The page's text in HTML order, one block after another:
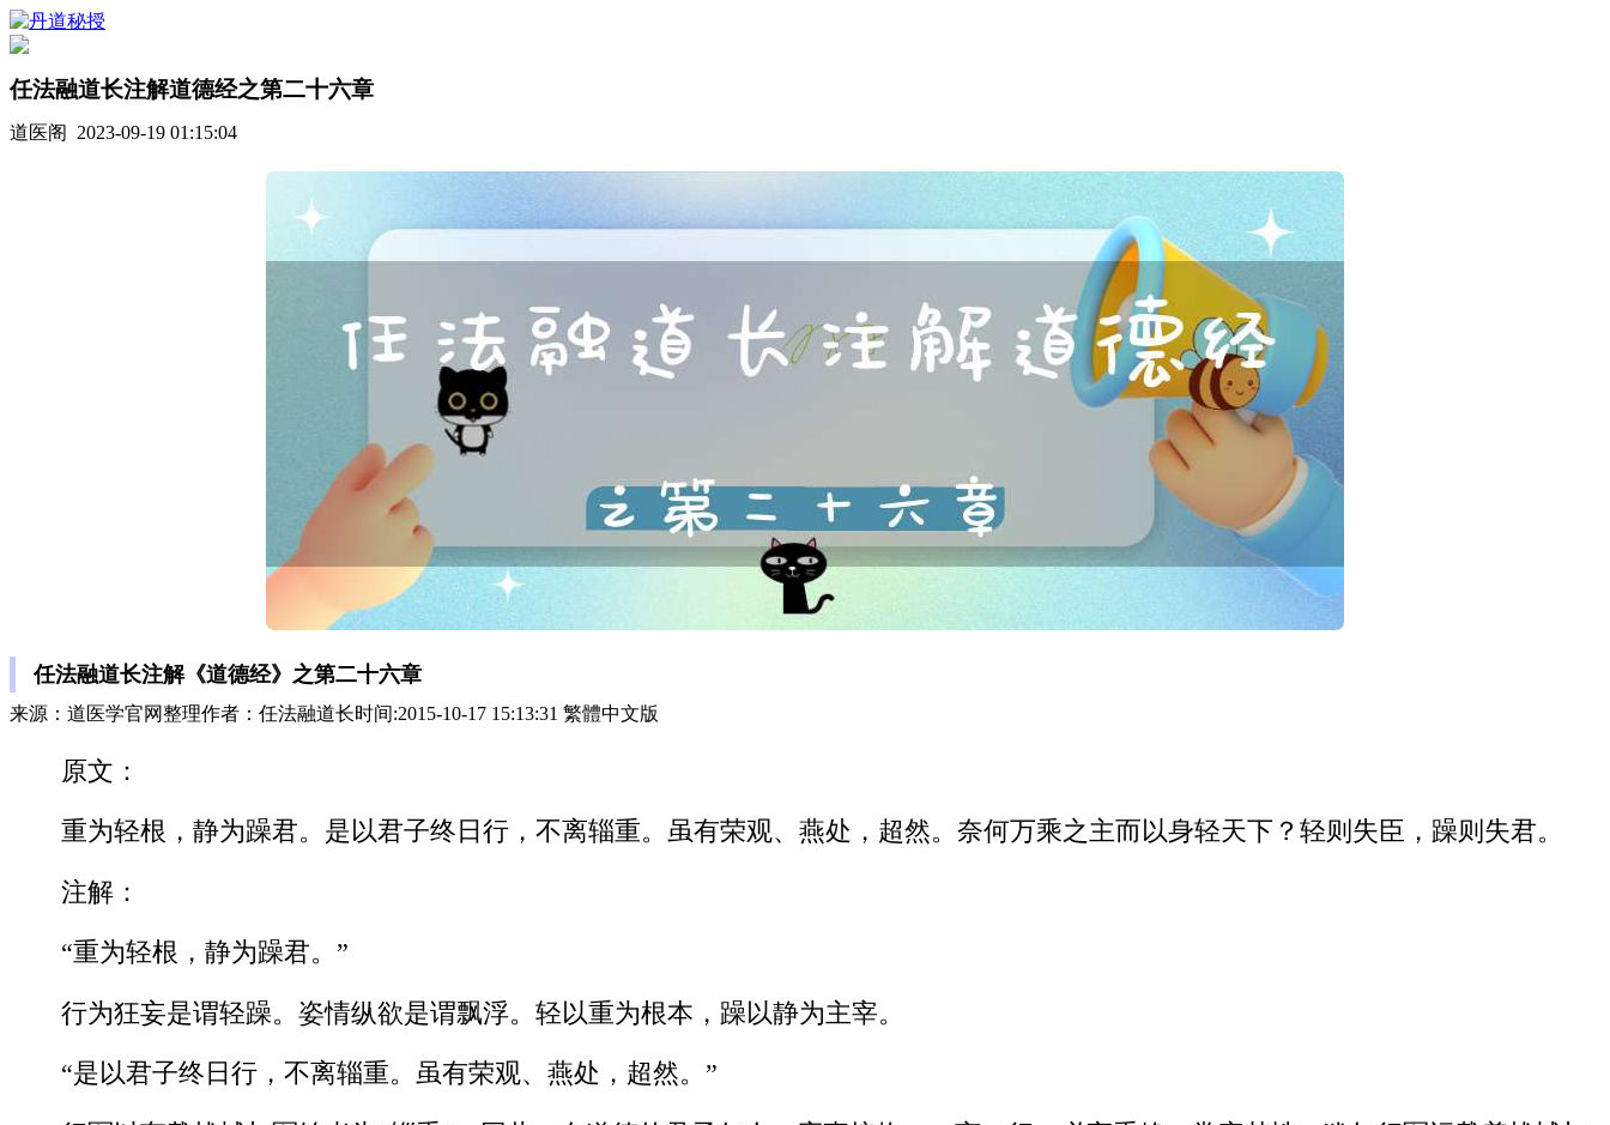
任法融道长注解道德经之第二十六章
道医阁 2023-09-19 01:15:04
任法融道长注解《道德经》之第二十六章
来源：道医学官网整理作者：任法融道长时间:2015-10-17 15:13:31 繁體中文版
原文：
重为轻根，静为躁君。是以君子终日行，不离辎重。虽有荣观、燕处，超然。奈何万乘之主而以身轻天下？轻则失臣，躁则失君。
注解：
“重为轻根，静为躁君。”
行为狂妄是谓轻躁。姿情纵欲是谓飘浮。轻以重为根本，躁以静为主宰。
“是以君子终日行，不离辎重。虽有荣观、燕处，超然。”